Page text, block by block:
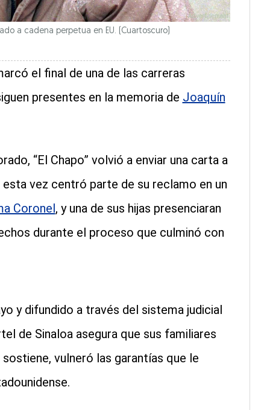
a cadena perpetua en EU. (Cuartoscuro)
el final de una de las carreras
presentes en la memoria de Joaquín
“El Chapo” volvió a enviar una carta a
vez centró parte de su reclamo en un
Coronel, y una de sus hijas presenciaran
durante el proceso que culminó con
y difundido a través del sistema judicial
de Sinaloa asegura que sus familiares
vulneró las garantías que le